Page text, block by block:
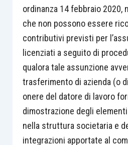
ordinanza 14 febbraio 2020,
che non possono essere
contributivi previsti per
licenziati a seguito di
qualora tale assunzione
trasferimento di azienda (o
onere del datore di lavoro
dimostrazione degli
nella struttura societaria e
integrazioni apportate al